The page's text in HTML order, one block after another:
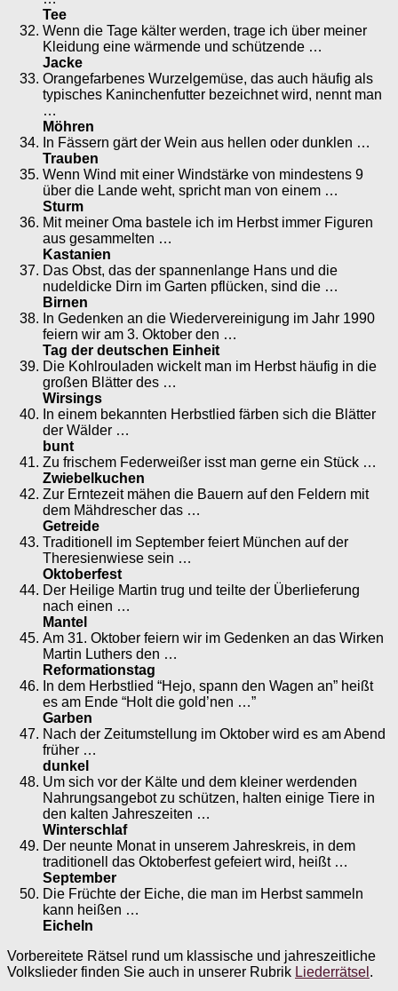
Tee
Wenn die Tage kälter werden, trage ich über meiner
Kleidung eine wärmende und schützende …
Jacke
Orangefarbenes Wurzelgemüse, das auch häufig als
typisches Kaninchenfutter bezeichnet wird, nennt man
…
Möhren
In Fässern gärt der Wein aus hellen oder dunklen …
Trauben
Wenn Wind mit einer Windstärke von mindestens 9
über die Lande weht, spricht man von einem …
Sturm
Mit meiner Oma bastele ich im Herbst immer Figuren
aus gesammelten …
Kastanien
Das Obst, das der spannenlange Hans und die
nudeldicke Dirn im Garten pflücken, sind die …
Birnen
In Gedenken an die Wiedervereinigung im Jahr 1990
feiern wir am 3. Oktober den …
Tag der deutschen Einheit
Die Kohlrouladen wickelt man im Herbst häufig in die
großen Blätter des …
Wirsings
In einem bekannten Herbstlied färben sich die Blätter
der Wälder …
bunt
Zu frischem Federweißer isst man gerne ein Stück …
Zwiebelkuchen
Zur Erntezeit mähen die Bauern auf den Feldern mit
dem Mähdrescher das …
Getreide
Traditionell im September feiert München auf der
Theresienwiese sein …
Oktoberfest
Der Heilige Martin trug und teilte der Überlieferung
nach einen …
Mantel
Am 31. Oktober feiern wir im Gedenken an das Wirken
Martin Luthers den …
Reformationstag
In dem Herbstlied “Hejo, spann den Wagen an” heißt
es am Ende “Holt die gold’nen …”
Garben
Nach der Zeitumstellung im Oktober wird es am Abend
früher …
dunkel
Um sich vor der Kälte und dem kleiner werdenden
Nahrungsangebot zu schützen, halten einige Tiere in
den kalten Jahreszeiten …
Winterschlaf
Der neunte Monat in unserem Jahreskreis, in dem
traditionell das Oktoberfest gefeiert wird, heißt …
September
Die Früchte der Eiche, die man im Herbst sammeln
kann heißen …
Eicheln
Vorbereitete Rätsel rund um klassische und jahreszeitliche
Volkslieder finden Sie auch in unserer Rubrik Liederrätsel .